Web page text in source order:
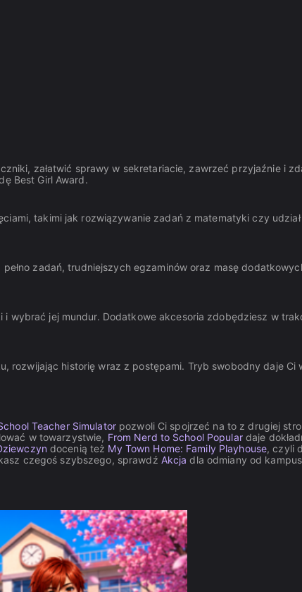
załatwić sprawy w sekretariacie, zawrzeć przyjaźnie i
Best Girl Award.
takimi jak rozwiązywanie zadań z matematyki czy
zadań, trudniejszych egzaminów oraz masę
wybrać jej mundur. Dodatkowe akcesoria zdobędziesz w
historię wraz z postępami. Tryb swobodny daje Ci
Teacher Simulatorpozwoli Ci spojrzeć na to z drugiej
w towarzystwie, From Nerd to School Populardaje
docenią też My Town Home: Family Playhouse, czyli
czegoś szybszego, sprawdź Akcja dla odmiany od